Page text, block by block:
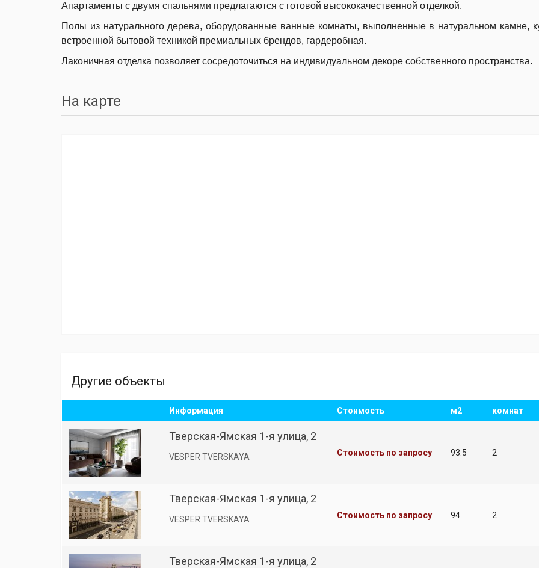
Апартаменты с двумя спальнями предлагаются с готовой высококачественной отделкой.
Полы из натурального дерева, оборудованные ванные комнаты, выполненные в натуральном камне,
встроенной бытовой техникой премиальных брендов, гардеробная.
Лаконичная отделка позволяет сосредоточиться на индивидуальном декоре собственного пространства.
На карте
Другие объекты
Информация Стоимость м2 комнат
Тверская-Ямская 1-я улица, 2
VESPER TVERSKAYA Стоимость по запросу 93.5 2
Тверская-Ямская 1-я улица, 2
VESPER TVERSKAYA Стоимость по запросу 94 2
Тверская-Ямская 1-я улица, 2